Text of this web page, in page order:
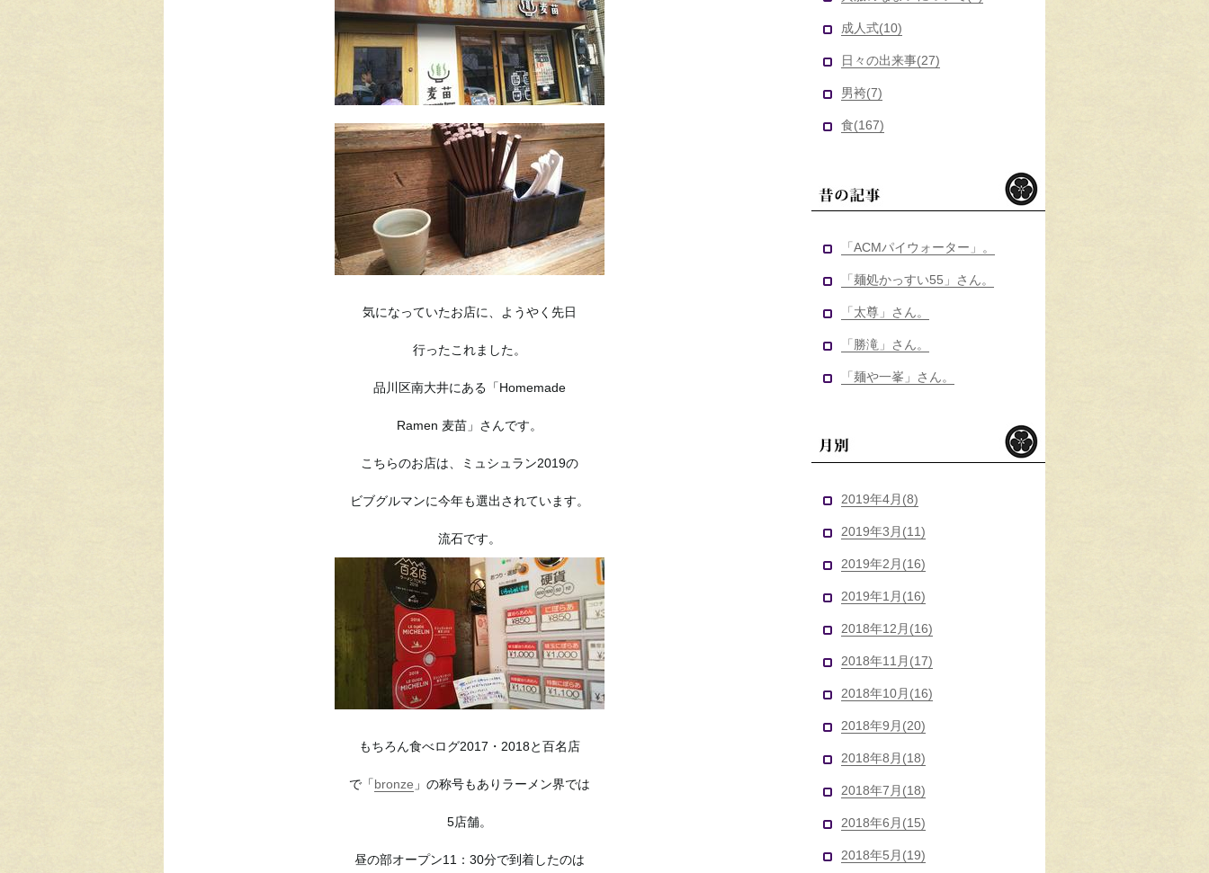
気になっていたお店に、ようやく先日
行ったこれました。
品川区南大井にある「Homemade
Ramen 麦苗」さんです。
こちらのお店は、ミュシュラン2019の
ビブグルマンに今年も選出されています。
流石です。
もちろん食べログ2017・2018と百名店
で「bronze 」の称号もありラーメン界では
5店舗。
昼の部オープン11：30分で到着したのは
成人式(10)
日々の出来事(27)
男袴(7)
食(167)
「ACMパイウォーター」。
「麺処かっすい55」さん。
「太尊」さん。
「勝滝」さん。
「麺や一峯」さん。
2019年4月(8)
2019年3月(11)
2019年2月(16)
2019年1月(16)
2018年12月(16)
2018年11月(17)
2018年10月(16)
2018年9月(20)
2018年8月(18)
2018年7月(18)
2018年6月(15)
2018年5月(19)